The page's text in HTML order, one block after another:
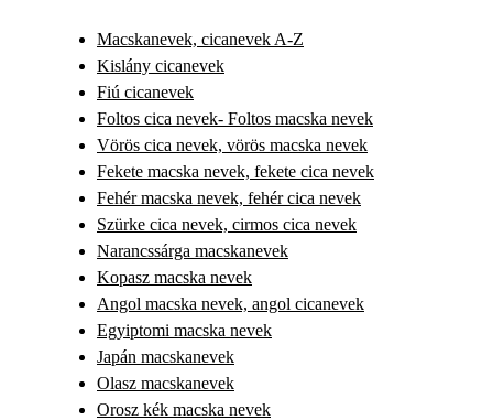
Macskanevek, cicanevek A-Z
Kislány cicanevek
Fiú cicanevek
Foltos cica nevek- Foltos macska nevek
Vörös cica nevek, vörös macska nevek
Fekete macska nevek, fekete cica nevek
Fehér macska nevek, fehér cica nevek
Szürke cica nevek, cirmos cica nevek
Narancssárga macskanevek
Kopasz macska nevek
Angol macska nevek, angol cicanevek
Egyiptomi macska nevek
Japán macskanevek
Olasz macskanevek
Orosz kék macska nevek